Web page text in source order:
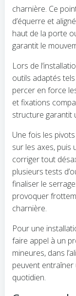
charnière. Ce
d’équerre et
haut de la porte
garantit le
Lors de
outils adaptés
percer en force
et fixations
structure garantit
Une fois les
sur les axes, puis
corriger tout
plusieurs tests
finaliser le
provoquer
charnière.
Pour une
faire appel à un
mineures, dans
peuvent
quotidien.